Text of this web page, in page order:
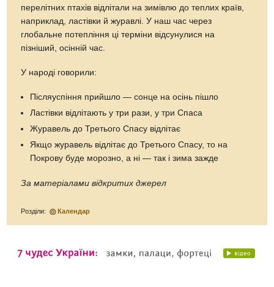
перелітних птахів відлітали на зимівлю до теплих країв,
наприклад, ластівки й журавлі. У наш час через
глобальне потепління ці терміни відсунулися на
пізніший, осінній час.
У народі говорили:
Післяуспіння прийшло — сонце на осінь пішло
Ластівки відлітають у три рази, у три Спаса
Журавель до Третього Спасу відлітає
Якщо журавель відлітає до Третього Спасу, то на
Покрову буде морозно, а ні — так і зима зажде
За матеріалами відкритих джерел
Розділи: Календар